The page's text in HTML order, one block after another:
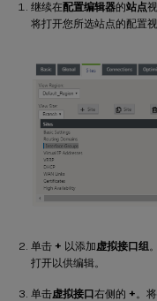
继续在配置编辑器的站点
将打开您所选站点的配置视
单击 + 以添加虚拟接口组
打开以供编辑。
单击虚拟接口右侧的 + 。